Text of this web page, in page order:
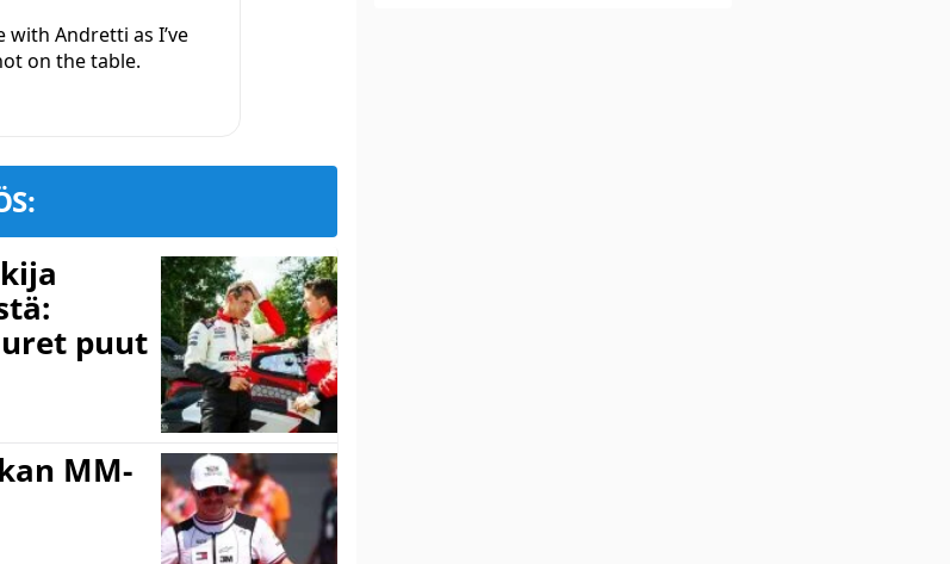
Andretti as I’ve
on the table.
puut
MM-